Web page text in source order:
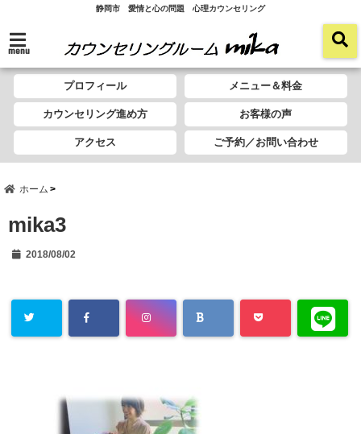
静岡市 愛情と心の問題 心理カウンセリング
menu
プロフィール メニュー＆料金
カウンセリング進め方 お客様の声
アクセス ご予約／お問い合わせ
ホーム
mika3
2018/08/02